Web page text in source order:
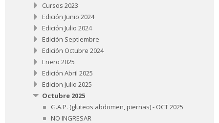
Cursos 2023
Edición Junio 2024
Edición Julio 2024
Edición Septiembre
Edición Octubre 2024
Enero 2025
Edición Abril 2025
Edicion Julio 2025
Octubre 2025
G.A.P. (gluteos abdomen, piernas) - OCT 2025
NO INGRESAR